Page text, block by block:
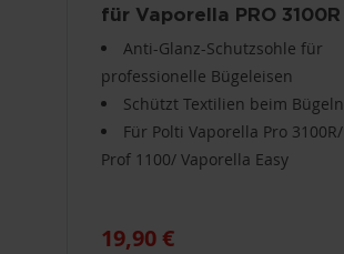
für Vaporella PRO 3100R
Anti-Glanz-Schutzsohle für
professionelle Bügeleisen
Schützt Textilien beim Bügeln
Für Polti Vaporella Pro 3100R/
Prof 1100/ Vaporella Easy
19,90 €